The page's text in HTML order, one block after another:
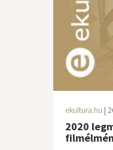
ekultura.hu |
2020